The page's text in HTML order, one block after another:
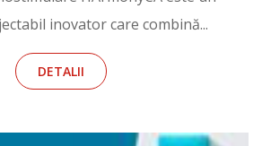
inovator care combină...
DETALII